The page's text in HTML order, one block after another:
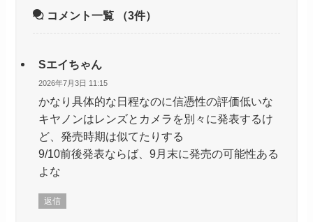
コメント一覧 （3件）
Sエイちゃん
2026年7月3日 11:15
かなり具体的な日程なのに信憑性の評価低いな
キヤノンはレンズとカメラを別々に発表するけ
ど、発売時期は似てたりする
9/10前後発表ならば、9月末に発売の可能性ある
よな
返信